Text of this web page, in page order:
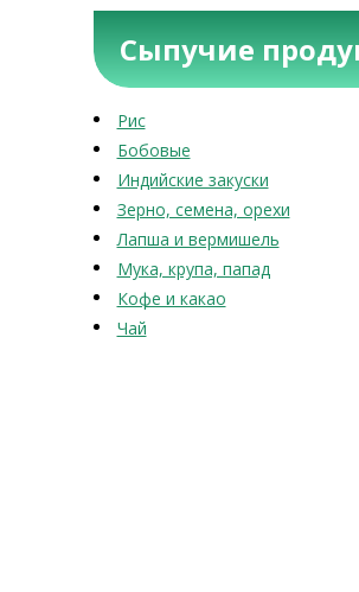
Сыпучие
Рис
Бобовые
Индийские закуски
Зерно, семена, орехи
Лапша и вермишель
Мука, крупа, папад
Кофе и какао
Чай